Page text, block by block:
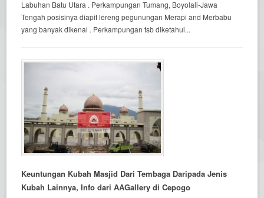
Labuhan Batu Utara . Perkampungan Tumang, Boyolali-Jawa
Tengah posisinya diapit lereng pegunungan Merapi and Merbabu
yang banyak dikenal . Perkampungan tsb diketahui...
Keuntungan Kubah Masjid Dari Tembaga Daripada Jenis
Kubah Lainnya, Info dari AAGallery di Cepogo